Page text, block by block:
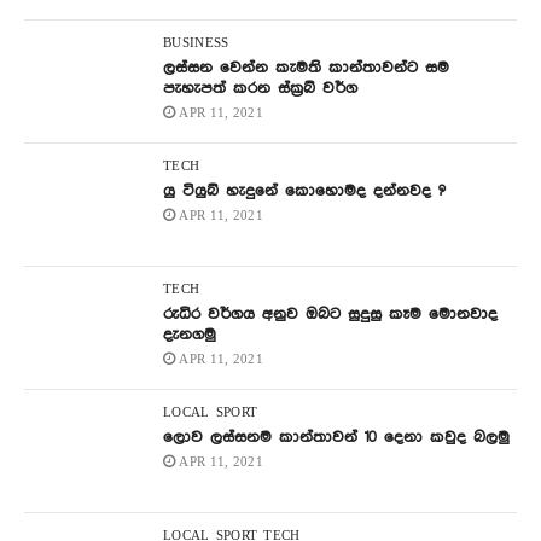
BUSINESS
ලස්සන වෙන්න කැමති කාන්තාවන්ට සම
පැහැපත් කරන ස්ක්‍රබ් වර්ග
APR 11, 2021
TECH
යු ටියුබ් හැදුනේ කොහොමද දන්නවද ?
APR 11, 2021
TECH
රුධිර වර්ගය අනුව ඔබට සුදුසු කෑම මොනවාද
දැනගමු
APR 11, 2021
LOCAL SPORT
ලොව ලස්සනම කාන්තාවන් 10 දෙනා කවුද බලමු
APR 11, 2021
LOCAL SPORT TECH